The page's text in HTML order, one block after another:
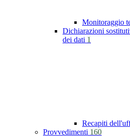
Monitoraggio
Dichiarazioni
dei dati 1
Recapiti
Provvedimenti 160